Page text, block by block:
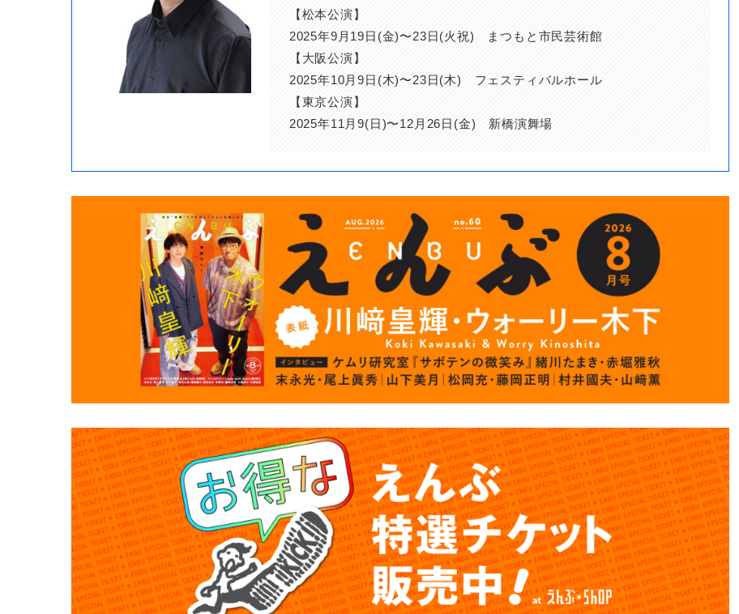
【松本公演】
2025年9月19日(金)〜23日(火祝) まつもと市民芸術館
【大阪公演】
2025年10月9日(木)〜23日(木) フェスティバルホール
【東京公演】
2025年11月9(日)〜12月26日(金) 新橋演舞場